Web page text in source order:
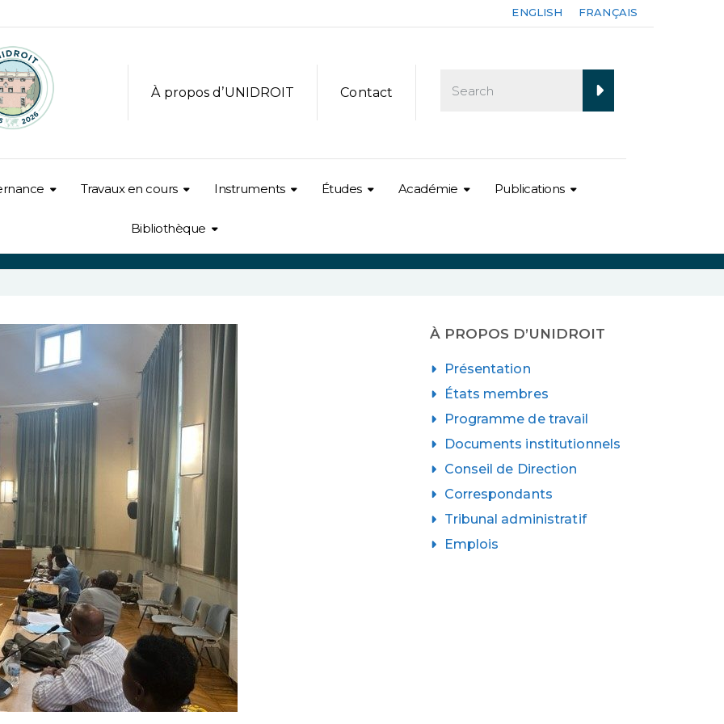
ENGLISH FRANÇAIS
À propos d’UNIDROIT Contact
Travaux en cours Instruments Études Académie Publications
Bibliothèque
À PROPOS D’UNIDROIT
Présentation
États membres
Programme de travail
Documents institutionnels
Conseil de Direction
Correspondants
Tribunal administratif
Emplois